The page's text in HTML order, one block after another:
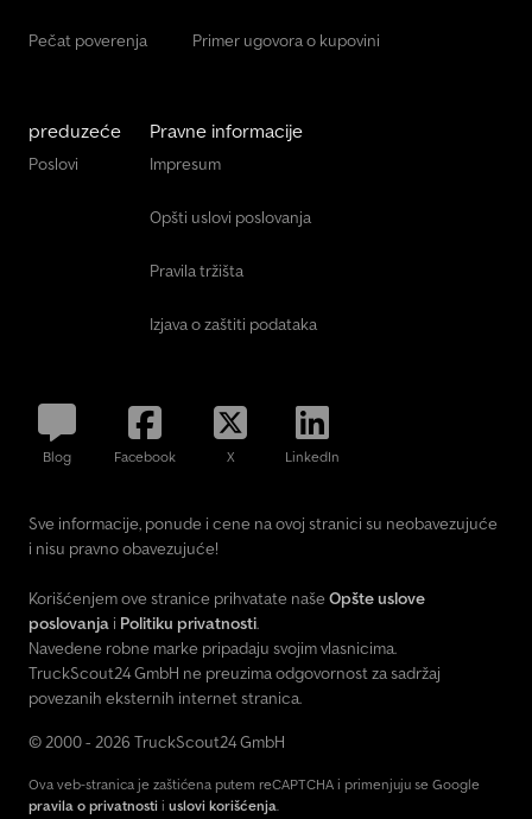
Pečat poverenja Primer ugovora o kupovini
preduzeće
Poslovi
Pravne informacije
Impresum
Opšti uslovi poslovanja
Pravila tržišta
Izjava o zaštiti podataka
Blog Facebook X LinkedIn
Sve informacije, ponude i cene na ovoj stranici su neobavezujuće
i nisu pravno obavezujuće!
Korišćenjem ove stranice prihvatate naše Opšte uslove
poslovanja i Politiku privatnosti.
Navedene robne marke pripadaju svojim vlasnicima.
TruckScout24 GmbH ne preuzima odgovornost za sadržaj
povezanih eksternih internet stranica.
© 2000 - 2026 TruckScout24 GmbH
Ova veb-stranica je zaštićena putem reCAPTCHA i primenjuju se Google
pravila o privatnosti i uslovi korišćenja.